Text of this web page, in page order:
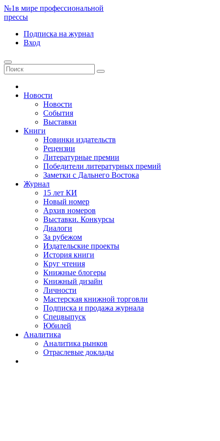
№1в мире профессиональной
прессы
Подписка на журнал
Вход
Новости
Новости
События
Выставки
Книги
Новинки издательств
Рецензии
Литературные премии
Победители литературных премий
Заметки с Дальнего Востока
Журнал
15 лет КИ
Новый номер
Архив номеров
Выставки. Конкурсы
Диалоги
За рубежом
Издательские проекты
История книги
Круг чтения
Книжные блогеры
Книжный дизайн
Личности
Мастерская книжной торговли
Подписка и продажа журнала
Спецвыпуск
Юбилей
Аналитика
Аналитика рынков
Отраслевые доклады